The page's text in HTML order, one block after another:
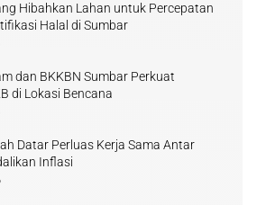
Hibahkan Lahan untuk Percepatan
Halal di Sumbar
dan BKKBN Sumbar Perkuat
di Lokasi Bencana
Datar Perluas Kerja Sama Antar
Inflasi